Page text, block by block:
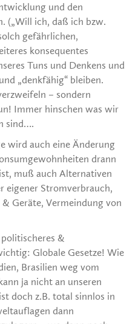
und den
(„Will ich, daß ich bzw.
gefährlichen,
konsequentes
Tuns und Denkens und
„denkfähig“ bleiben.
– sondern
Immer hinschen was wir
sind….
wird auch eine Änderung
drann
muß auch Alternativen
eigener Stromverbrauch,
Geräte, Vermeindung von
&
Globale Gesetze! Wie
Brasilien weg vom
ja nicht an unseren
doch z.B. total sinnlos in
dann